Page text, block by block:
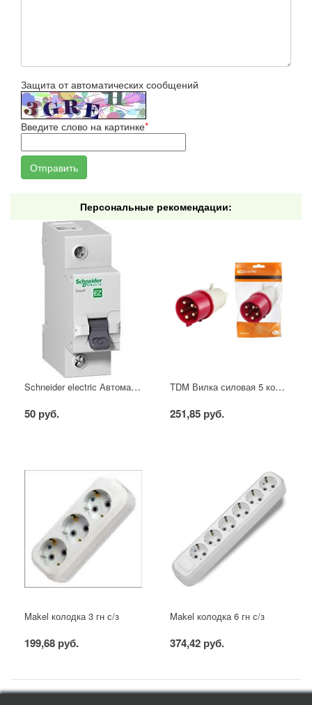
Защита от автоматических сообщений
Введите слово на картинке*
Персональные рекомендации:
Schneider electric Автоматический выключатель 1/40А
50 руб.
TDM Вилка силовая 5 контактов 16А 380В IP44
251,85 руб.
Makel колодка 3 гн с/з
199,68 руб.
Makel колодка 6 гн с/з
374,42 руб.